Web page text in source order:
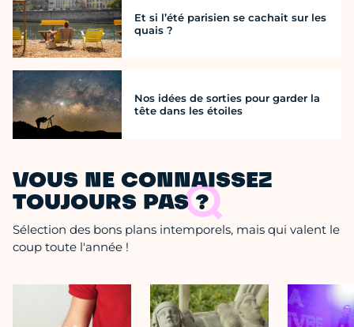
Et si l’été parisien se cachait sur les
quais ?
Nos idées de sorties pour garder la
tête dans les étoiles
VOUS NE CONNAISSEZ
TOUJOURS PAS ?
Sélection des bons plans intemporels, mais qui valent le
coup toute l'année !